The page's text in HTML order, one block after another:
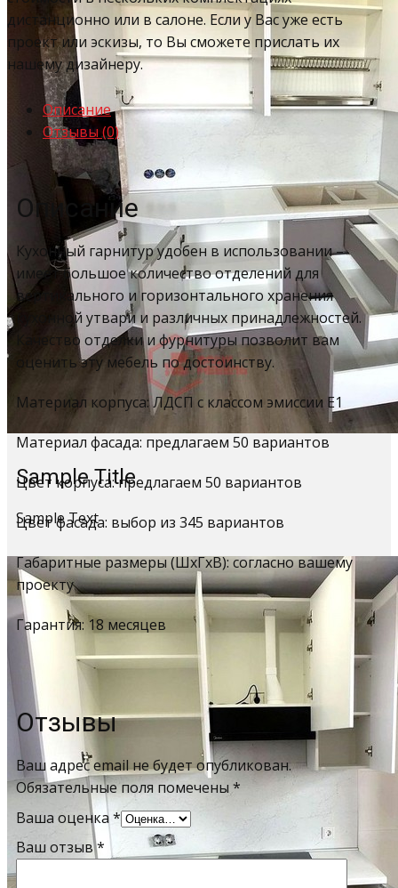
Sample Title
Sample Text
дистанционно или в салоне. Если у Вас уже есть
проект или эскизы, то Вы сможете прислать их
нашему дизайнеру.
Описание
Отзывы (0)
Описание
Кухонный гарнитур удобен в использовании –
имеет большое количество отделений для
вертикального и горизонтального хранения
кухонной утвари и различных принадлежностей.
Качество отделки и фурнитуры позволит вам
оценить эту мебель по достоинству.
Материал корпуса: ЛДСП с классом эмиссии Е1
Материал фасада: предлагаем 50 вариантов
Цвет корпуса: предлагаем 50 вариантов
Цвет фасада: выбор из 345 вариантов
Габаритные размеры (ШхГхВ): согласно вашему
проекту
Гарантия: 18 месяцев
Отзывы
Ваш адрес email не будет опубликован.
Обязательные поля помечены*
Ваша оценка*
Ваш отзыв*